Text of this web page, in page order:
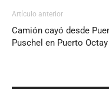
Artículo anterior
Camión cayó desde
Puschel en Puerto Octay